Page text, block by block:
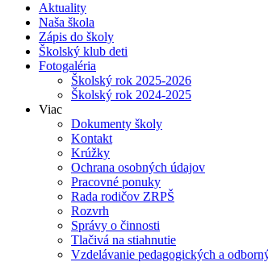
Aktuality
Naša škola
Zápis do školy
Školský klub deti
Fotogaléria
Školský rok 2025-2026
Školský rok 2024-2025
Viac
Dokumenty školy
Kontakt
Krúžky
Ochrana osobných údajov
Pracovné ponuky
Rada rodičov ZRPŠ
Rozvrh
Správy o činnosti
Tlačivá na stiahnutie
Vzdelávanie pedagogických a